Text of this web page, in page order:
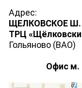
Адрес:
ЩЕЛКОВСКОЕ Ш.
ТРЦ
Гольяново (ВАО)
Офис м.